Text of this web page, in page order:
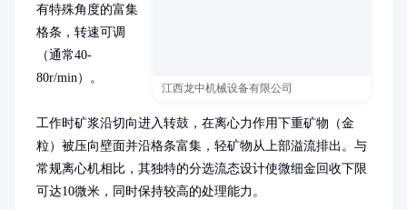
江西龙中机械设备有限公司
有特殊角度的富集
格条，转速可调
（通常40-
80r/min）。
工作时矿浆沿切向进入转鼓，在离心力作用下重矿物（金
粒）被压向壁面并沿格条富集，轻矿物从上部溢流排出。与
常规离心机相比，其独特的分选流态设计使微细金回收下限
可达10微米，同时保持较高的处理能力。